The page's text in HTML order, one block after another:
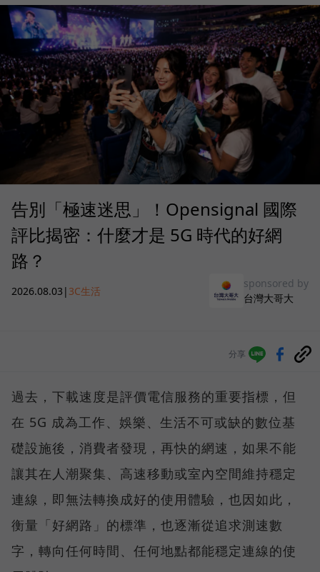
告別「極速迷思」！Opensignal 國際
評比揭密：什麼才是 5G 時代的好網
路？
2026.08.03 | 3C生活
sponsored by
台灣大哥大
分享
過去，下載速度是評價電信服務的重要指標，但
在 5G 成為工作、娛樂、生活不可或缺的數位基
礎設施後，消費者發現，再快的網速，如果不能
讓其在人潮聚集、高速移動或室內空間維持穩定
連線，即無法轉換成好的使用體驗，也因如此，
衡量「好網路」的標準，也逐漸從追求測速數
字，轉向任何時間、任何地點都能穩定連線的使